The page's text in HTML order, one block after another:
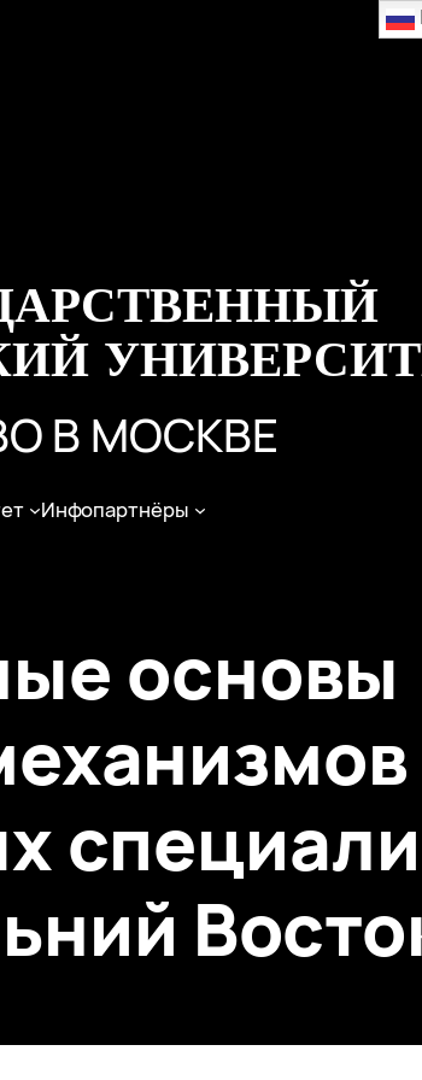
В МОСКВЕ
Инфопартнёры
основы